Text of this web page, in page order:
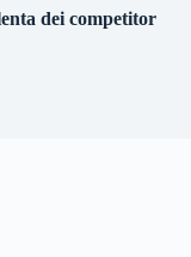
dei competitor